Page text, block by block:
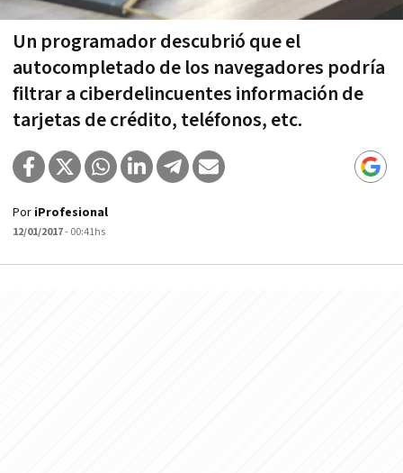
Un programador descubrió que el
autocompletado de los navegadores podría
filtrar a ciberdelincuentes información de
tarjetas de crédito, teléfonos, etc.
Por iProfesional
12/01/2017- 00:41hs